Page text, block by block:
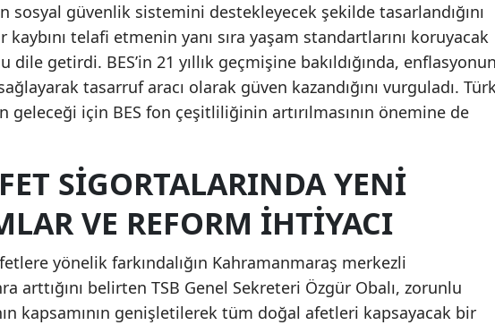
Niğde
Ordu
Rize
Siirt
Sinop
Tekirdağ
sosyal güvenlik sistemini destekleyecek şekilde tasarlandığını
telafi etmenin yanı sıra yaşam standartlarını koruyacak
dile getirdi. BES’in 21 yıllık geçmişine bakıldığında, enflasyonun
tasarruf aracı olarak güven kazandığını vurguladı.
için BES fon çeşitliliğinin artırılmasının önemine de
SIGORTALARINDA YENI
VE REFORM İHTIYACI
yönelik farkındalığın Kahramanmaraş merkezli
arttığını belirten TSB Genel Sekreteri Özgür Obalı, zorunlu
kapsamının genişletilerek tüm doğal afetleri kapsayacak bir